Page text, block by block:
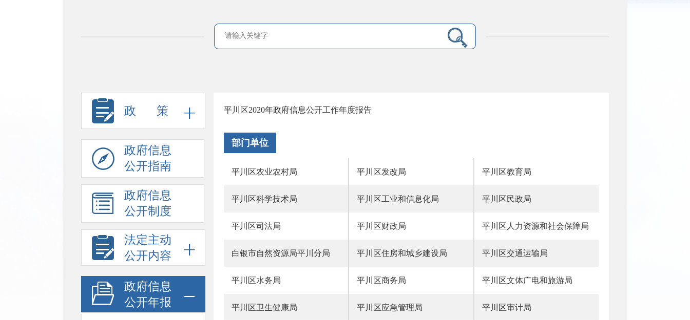
政 策
政府信息
公开指南
政府信息
公开制度
法定主动
公开内容
政府信息
公开年报
平川区2020年政府信息公开工作年度报告
部门单位
平川区农业农村局 平川区发改局 平川区教育局
平川区科学技术局 平川区工业和信息化局 平川区民政局
平川区司法局 平川区财政局 平川区人力资源和社会保障局
白银市自然资源局平川分局 平川区住房和城乡建设局 平川区交通运输局
平川区水务局 平川区商务局 平川区文体广电和旅游局
平川区卫生健康局 平川区应急管理局 平川区审计局